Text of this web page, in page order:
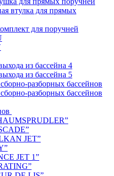
втулка для прямых
для поручней
из бассейна 4
из бассейна 5
разборных бассейнов
разборных бассейнов
JET”
JET 1”